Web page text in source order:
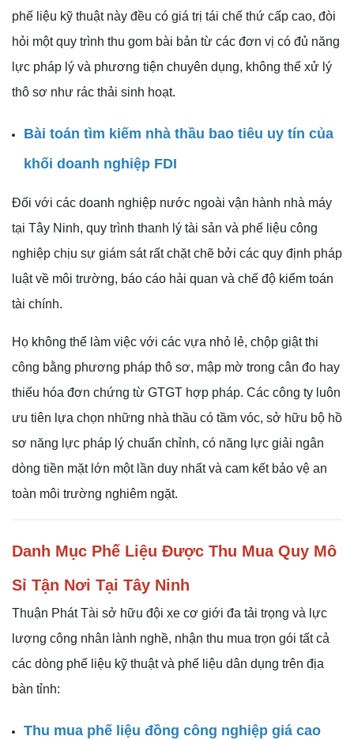
phế liệu kỹ thuật này đều có giá trị tái chế thứ cấp cao, đòi
hỏi một quy trình thu gom bài bản từ các đơn vị có đủ năng
lực pháp lý và phương tiện chuyên dụng, không thể xử lý
thô sơ như rác thải sinh hoạt.
Bài toán tìm kiếm nhà thầu bao tiêu uy tín của
khối doanh nghiệp FDI
Đối với các doanh nghiệp nước ngoài vận hành nhà máy
tại Tây Ninh, quy trình thanh lý tài sản và phế liệu công
nghiệp chịu sự giám sát rất chặt chẽ bởi các quy định pháp
luật về môi trường, báo cáo hải quan và chế độ kiểm toán
tài chính.
Họ không thể làm việc với các vựa nhỏ lẻ, chộp giật thi
công bằng phương pháp thô sơ, mập mờ trong cân đo hay
thiếu hóa đơn chứng từ GTGT hợp pháp. Các công ty luôn
ưu tiên lựa chọn những nhà thầu có tầm vóc, sở hữu bộ hồ
sơ năng lực pháp lý chuẩn chỉnh, có năng lực giải ngân
dòng tiền mặt lớn một lần duy nhất và cam kết bảo vệ an
toàn môi trường nghiêm ngặt.
Danh Mục Phế Liệu Được Thu Mua Quy Mô
Sỉ Tận Nơi Tại Tây Ninh
Thuận Phát Tài sở hữu đội xe cơ giới đa tải trọng và lực
lượng công nhân lành nghề, nhận thu mua trọn gói tất cả
các dòng phế liệu kỹ thuật và phế liệu dân dụng trên địa
bàn tỉnh:
Thu mua phế liệu đồng công nghiệp giá cao